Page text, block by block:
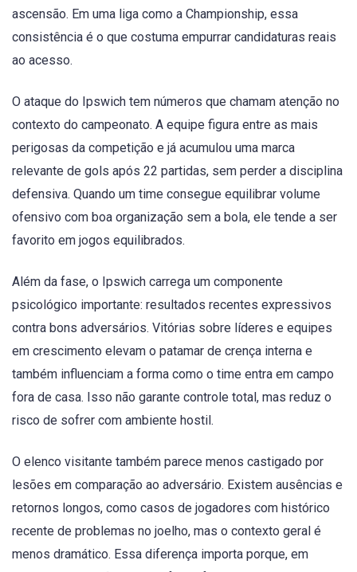
ascensão. Em uma liga como a Championship, essa
consistência é o que costuma empurrar candidaturas reais
ao acesso.
O ataque do Ipswich tem números que chamam atenção no
contexto do campeonato. A equipe figura entre as mais
perigosas da competição e já acumulou uma marca
relevante de gols após 22 partidas, sem perder a disciplina
defensiva. Quando um time consegue equilibrar volume
ofensivo com boa organização sem a bola, ele tende a ser
favorito em jogos equilibrados.
Além da fase, o Ipswich carrega um componente
psicológico importante: resultados recentes expressivos
contra bons adversários. Vitórias sobre líderes e equipes
em crescimento elevam o patamar de crença interna e
também influenciam a forma como o time entra em campo
fora de casa. Isso não garante controle total, mas reduz o
risco de sofrer com ambiente hostil.
O elenco visitante também parece menos castigado por
lesões em comparação ao adversário. Existem ausências e
retornos longos, como casos de jogadores com histórico
recente de problemas no joelho, mas o contexto geral é
menos dramático. Essa diferença importa porque, em